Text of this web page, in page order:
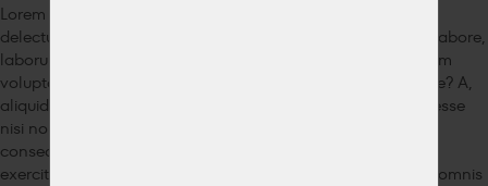
Lorem ipsum dolor sit amet, consectetur adipisicing elit. At
delectus doloremque ducimus fugiat illum inventore ipsum labore,
laborum nemo non omnis porro quidem similique voluptatem
voluptatum. At consequatur et nostrum officiis veritatis, vitae? A,
aliquid, dolore! Ab ad autem dicta dolores doloribus, enim esse
nisi non provident quis sit, tempore vero. Adipisci alias
consequuntur delectus dolor doloribus eius eligendi est,
exercitationem id iusto minus mollitia obcaecati odit officia omnis